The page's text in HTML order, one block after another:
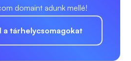
domaint adunk mellé!
a tárhelycsomagokat